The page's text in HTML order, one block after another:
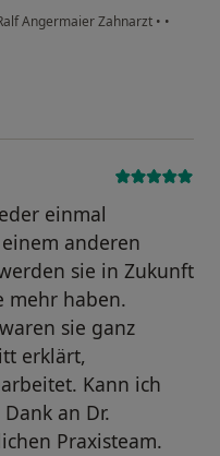
Angermaier Zahnarzt • •
einmal
anderen
sie in Zukunft
mehr haben.
sie ganz
erklärt,
Kann ich
an Dr.
Praxisteam.